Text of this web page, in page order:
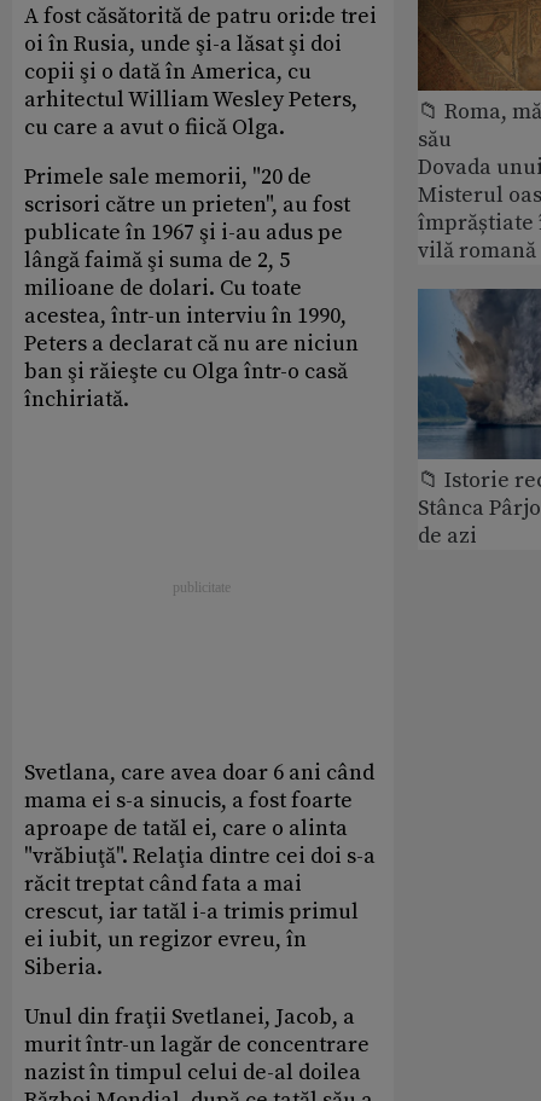
A fost căsătorită de patru ori:de trei
oi în Rusia, unde şi-a lăsat şi doi
copii şi o dată în America, cu
arhitectul William Wesley Peters,
cu care a avut o fiică Olga.
Primele sale memorii, "20 de
scrisori către un prieten", au fost
publicate în 1967 şi i-au adus pe
lângă faimă şi suma de 2, 5
milioane de dolari. Cu toate
acestea, într-un interviu în 1990,
Peters a declarat că nu are niciun
ban şi răieşte cu Olga într-o casă
închiriată.
Svetlana, care avea doar 6 ani când
mama ei s-a sinucis, a fost foarte
aproape de tatăl ei, care o alinta
"vrăbiuţă". Relaţia dintre cei doi s-a
răcit treptat când fata a mai
crescut, iar tatăl i-a trimis primul
ei iubit, un regizor evreu, în
Siberia.
Unul din fraţii Svetlanei, Jacob, a
murit într-un lagăr de concentrare
nazist în timpul celui de-al doilea
📁 Roma,
său
Dovada
Misterul
împrăștiate
vilă romană
📁 Istorie
Stânca
de azi